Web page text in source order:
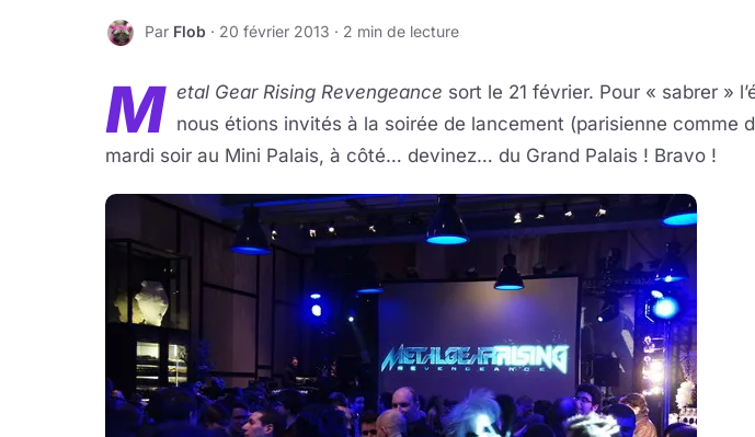
F Par Flob · 20 février 2013 · 2 min de lecture
M etal Gear Rising Revengeance sort le 21 février. Pour « sabrer »
nous étions invités à la soirée de lancement (parisienne comme
mardi soir au Mini Palais, à côté… devinez… du Grand Palais ! Bravo !